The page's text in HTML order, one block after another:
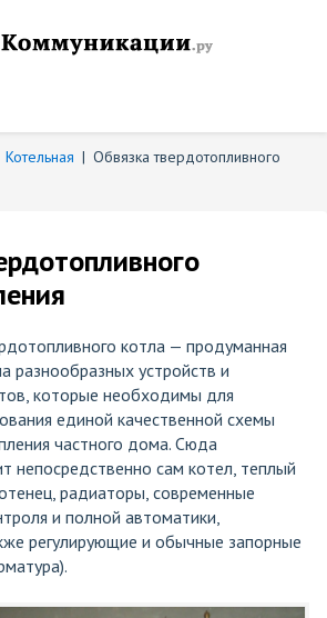
Котельная | Обвязка твердотопливного
котла — продуманная
разнообразных устройств и
которые необходимы для
единой качественной схемы
частного дома. Сюда
непосредственно сам котел, теплый
радиаторы, современные
и полной автоматики,
регулирующие и обычные запорные